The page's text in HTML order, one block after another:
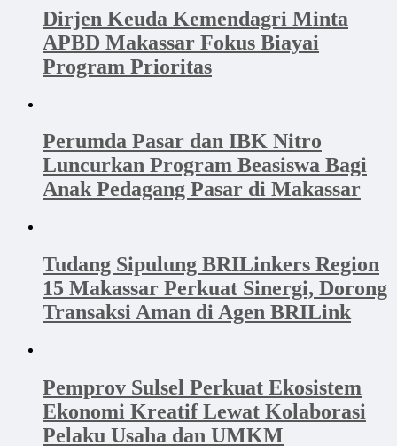
Dirjen Keuda Kemendagri Minta
APBD Makassar Fokus Biayai
Program Prioritas
Perumda Pasar dan IBK Nitro
Luncurkan Program Beasiswa Bagi
Anak Pedagang Pasar di Makassar
Tudang Sipulung BRILinkers Region
15 Makassar Perkuat Sinergi, Dorong
Transaksi Aman di Agen BRILink
Pemprov Sulsel Perkuat Ekosistem
Ekonomi Kreatif Lewat Kolaborasi
Pelaku Usaha dan UMKM